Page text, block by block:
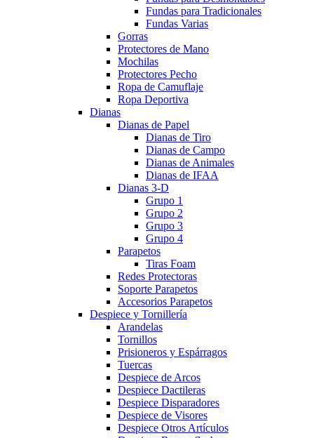
Fundas para Tradicionales
Fundas Varias
Gorras
Protectores de Mano
Mochilas
Protectores Pecho
Ropa de Camuflaje
Ropa Deportiva
Dianas
Dianas de Papel
Dianas de Tiro
Dianas de Campo
Dianas de Animales
Dianas de IFAA
Dianas 3-D
Grupo 1
Grupo 2
Grupo 3
Grupo 4
Parapetos
Tiras Foam
Redes Protectoras
Soporte Parapetos
Accesorios Parapetos
Despiece y Tornillería
Arandelas
Tornillos
Prisioneros y Espárragos
Tuercas
Despiece de Arcos
Despiece Dactileras
Despiece Disparadores
Despiece de Visores
Despiece Otros Artículos